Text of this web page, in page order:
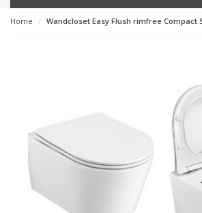
Home Wandcloset Easy Flush rimfree Compact